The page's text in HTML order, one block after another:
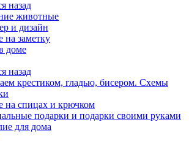
назад
животные
и дизайн
на заметку
доме
назад
крестиком, гладью, бисером. Схемы
на спицах и крючком
подарки и подарки своими руками
для дома